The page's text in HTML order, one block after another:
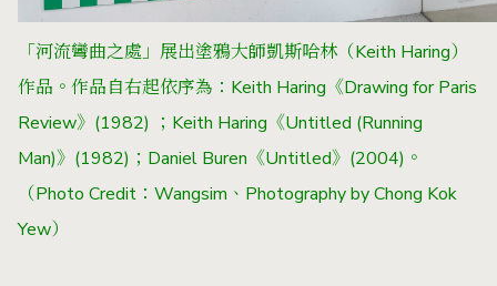
「河流彎曲之處」展出塗鴉大師凱斯哈林（Keith Haring）
作品。作品自右起依序為：Keith Haring《Drawing for Paris
Review》(1982) ；Keith Haring《Untitled (Running
Man)》(1982)；Daniel Buren《Untitled》(2004)。
（Photo Credit：Wangsim、Photography by Chong Kok
Yew）